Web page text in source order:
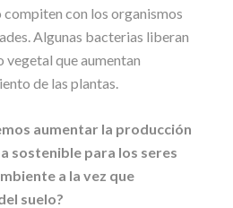
con los organismos
Algunas bacterias liberan
que aumentan
de las plantas.
aumentar la producción
sostenible para los seres
a la vez que
suelo?